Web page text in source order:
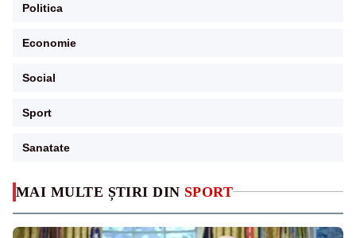
MAI MULTE ȘTIRI DIN SPORT
Politica
Economie
Social
Sport
Sanatate